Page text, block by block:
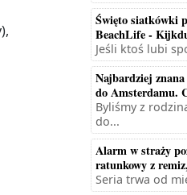
Święto siatkówki
BeachLife -
Jeśli ktoś lubi
Najbardziej
do Amsterdamu.
Byliśmy z
do...
Alarm w straży
ratunkowy z
Seria trwa od